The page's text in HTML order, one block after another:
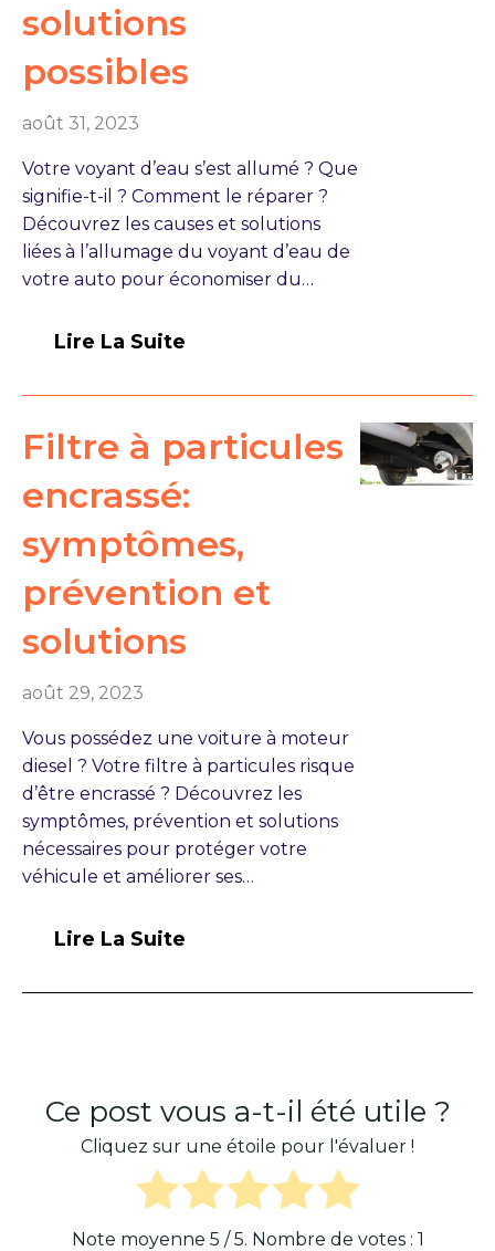
solutions
possibles
août 31, 2023
Votre voyant d’eau s’est allumé ? Que
signifie-t-il ? Comment le réparer ?
Découvrez les causes et solutions
liées à l’allumage du voyant d’eau de
votre auto pour économiser du…
Lire La Suite
Filtre à particules
encrassé:
symptômes,
prévention et
solutions
août 29, 2023
Vous possédez une voiture à moteur
diesel ? Votre filtre à particules risque
d’être encrassé ? Découvrez les
symptômes, prévention et solutions
nécessaires pour protéger votre
véhicule et améliorer ses…
Lire La Suite
Ce post vous a-t-il été utile ?
Cliquez sur une étoile pour l'évaluer !
Note moyenne 5 / 5. Nombre de votes : 1